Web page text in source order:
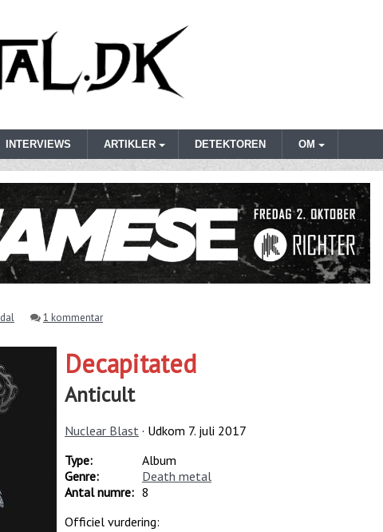
INTERVIEWS ARTIKLER DETEKTOREN OM
1 kommentar
Decapitated
Anticult
Nuclear Blast · Udkom 7. juli 2017
Type:
Album
Genre:
Death metal
Antal numre: 8
Officiel vurdering: